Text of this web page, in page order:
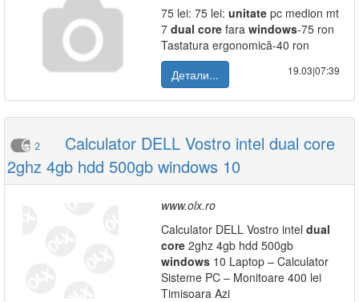
75 lei: 75 lei: unitate pc medion mt
7 dual core fara windows-75 ron
Tastatura ergonomică-40 ron
Детали...
19.03|07:39
2
Calculator DELL Vostro intel dual core
2ghz 4gb hdd 500gb windows 10
www.olx.ro
Calculator DELL Vostro intel dual
core 2ghz 4gb hdd 500gb
windows 10 Laptop – Calculator
Sisteme PC – Monitoare 400 lei
Timisoara Azi